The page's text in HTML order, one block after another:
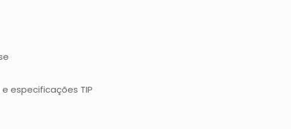
especificações TIP